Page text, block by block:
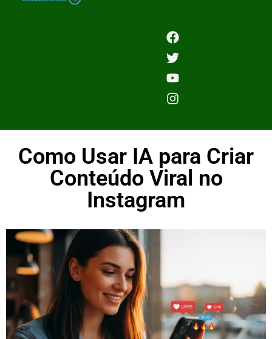
Como Usar IA para Criar
Conteúdo Viral no
Instagram